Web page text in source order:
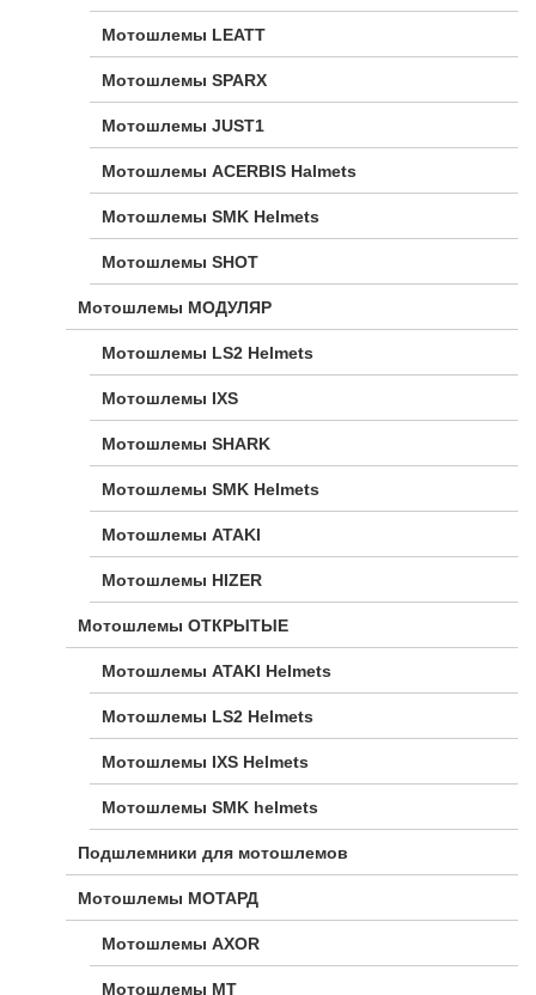
Мотошлемы LEATT
Мотошлемы SPARX
Мотошлемы JUST1
Мотошлемы ACERBIS Halmets
Мотошлемы SMK Helmets
Мотошлемы SHOT
Мотошлемы МОДУЛЯР
Мотошлемы LS2 Helmets
Мотошлемы IXS
Мотошлемы SHARK
Мотошлемы SMK Helmets
Мотошлемы ATAKI
Мотошлемы HIZER
Мотошлемы ОТКРЫТЫЕ
Мотошлемы ATAKI Helmets
Мотошлемы LS2 Helmets
Мотошлемы IXS Helmets
Мотошлемы SMK helmets
Подшлемники для мотошлемов
Мотошлемы МОТАРД
Мотошлемы AXOR
Мотошлемы MT